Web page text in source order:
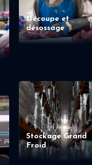
Découpe et
désossage
Stockage Grand
Froid